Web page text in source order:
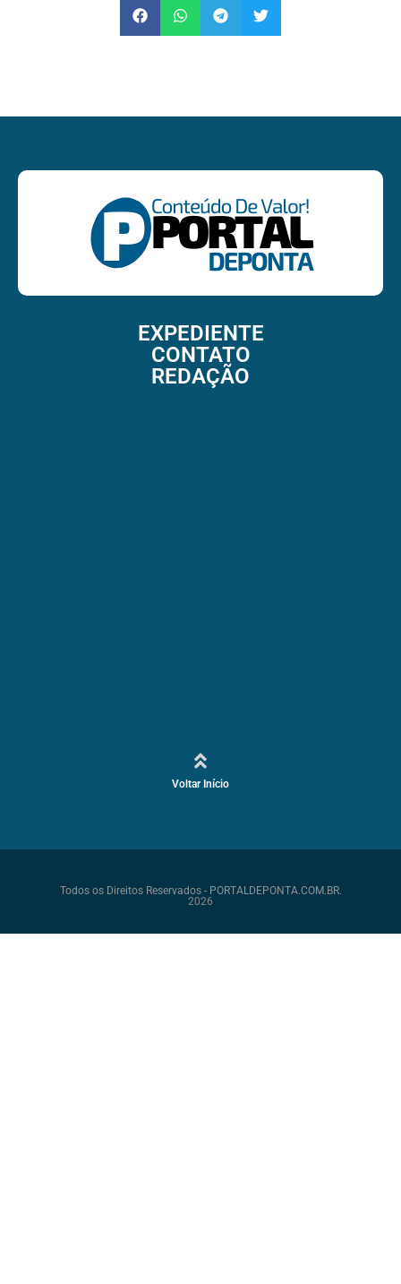
EXPEDIENTE
CONTATO
REDAÇÃO
Voltar Início
Todos os Direitos Reservados - PORTALDEPONTA.COM.BR.
2026